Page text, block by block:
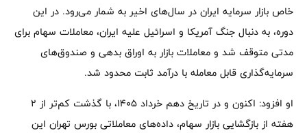
خاص بازار سرمایه ایران در سال‌های اخیر به شمار می‌رود. در این
دوره، به دنبال جنگ آمریکا و اسرائیل علیه ایران، معاملات سهام برای
مدتی متوقف شد و معاملات بازار به اوراق بدهی و صندوق‌های
سرمایه‌گذاری قابل معامله با درآمد ثابت محدود شد.
او افزود: اکنون و در تاریخ دهم خرداد ۱۴۰۵، با گذشت کم‌تر از ۲
هفته از بازگشایی بازار سهام، داده‌های معاملاتی بورس تهران این